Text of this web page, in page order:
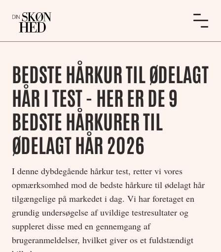
BEDSTE HÅRKUR TIL ØDELAGT
HÅR I TEST - HER ER DE 9
BEDSTE HÅRKURER TIL
ØDELAGT HÅR 2026
I denne dybdegående hårkur test, retter vi vores
opmærksomhed mod de bedste hårkure til ødelagt hår
tilgængelige på markedet i dag. Vi har foretaget en
grundig undersøgelse af uvildige testresultater og
suppleret disse med en gennemgang af
brugeranmeldelser, hvilket giver os et fuldstændigt